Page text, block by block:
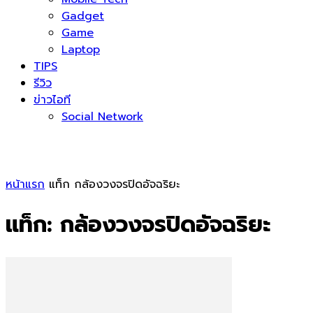
Gadget
Game
Laptop
TIPS
รีวิว
ข่าวไอที
Social Network
หน้าแรก แท็ก กล้องวงจรปิดอัจฉริยะ
แท็ก: กล้องวงจรปิดอัจฉริยะ